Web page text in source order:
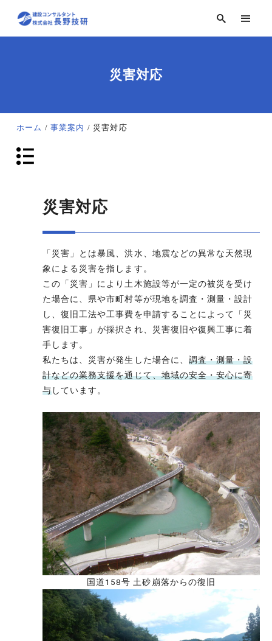
災害対応
ホーム 事業案内 災害対応
災害対応
「災害」とは暴風、洪水、地震などの異常な天然現
象による災害を指します。
この「災害」により土木施設等が一定の被災を受け
た場合に、県や市町村等が現地を調査・測量・設計
し、復旧工法や工事費を申請することによって「災
害復旧工事」が採択され、災害復旧や復興工事に着
手します。
私たちは、災害が発生した場合に、 調査・測量・設
計などの業務支援を通じて、地域の安全・安心に寄
与しています。
国道158号 土砂崩落からの復旧